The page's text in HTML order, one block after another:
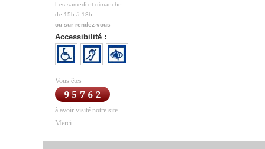
Les samedi et dimanche
de 15h à 18h
ou sur rendez-vous
Accessibilité :
Vous êtes
à avoir visité notre site
Merci